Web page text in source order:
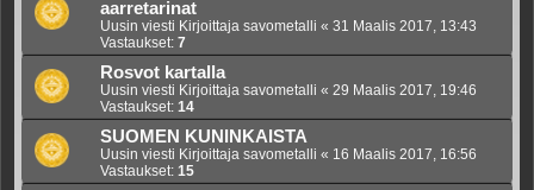
aarretarinat
Uusin viesti Kirjoittaja savometalli « 31 Maalis 2017, 13:43
Vastaukset: 7
Rosvot kartalla
Uusin viesti Kirjoittaja savometalli « 29 Maalis 2017, 19:46
Vastaukset: 14
SUOMEN KUNINKAISTA
Uusin viesti Kirjoittaja savometalli « 16 Maalis 2017, 16:56
Vastaukset: 15